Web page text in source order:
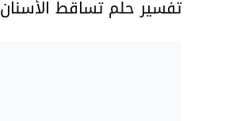
تفسير حلم تساقط الأسنان